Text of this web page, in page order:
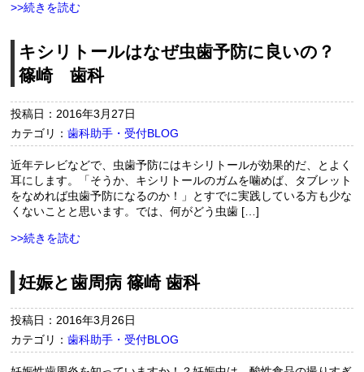
>>続きを読む
キシリトールはなぜ虫歯予防に良いの？
篠崎 歯科
投稿日：2016年3月27日
カテゴリ：歯科助手・受付BLOG
近年テレビなどで、虫歯予防にはキシリトールが効果的だ、とよく
耳にします。「そうか、キシリトールのガムを噛めば、タブレット
をなめれば虫歯予防になるのか！」とすでに実践している方も少な
くないことと思います。では、何がどう虫歯 […]
>>続きを読む
妊娠と歯周病 篠崎 歯科
投稿日：2016年3月26日
カテゴリ：歯科助手・受付BLOG